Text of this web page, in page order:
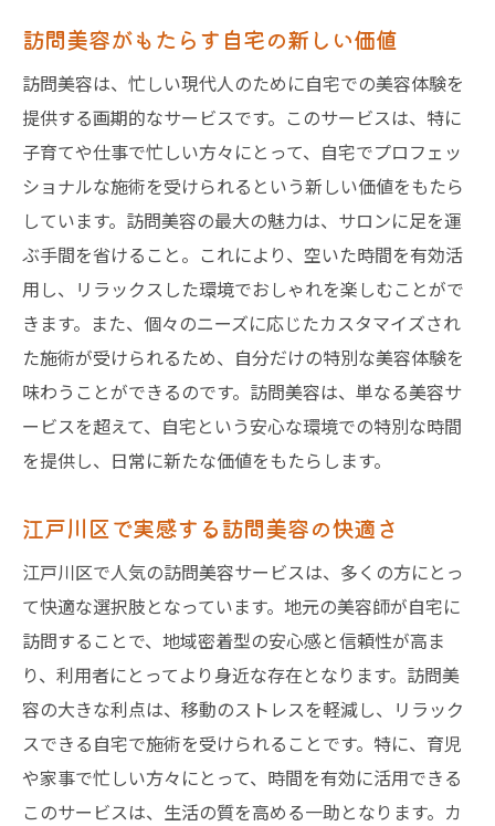
訪問美容がもたらす自宅の新しい価値
訪問美容は、忙しい現代人のために自宅での美容体験を
提供する画期的なサービスです。このサービスは、特に
子育てや仕事で忙しい方々にとって、自宅でプロフェッ
ショナルな施術を受けられるという新しい価値をもたら
しています。訪問美容の最大の魅力は、サロンに足を運
ぶ手間を省けること。これにより、空いた時間を有効活
用し、リラックスした環境でおしゃれを楽しむことがで
きます。また、個々のニーズに応じたカスタマイズされ
た施術が受けられるため、自分だけの特別な美容体験を
味わうことができるのです。訪問美容は、単なる美容サ
ービスを超えて、自宅という安心な環境での特別な時間
を提供し、日常に新たな価値をもたらします。
江戸川区で実感する訪問美容の快適さ
江戸川区で人気の訪問美容サービスは、多くの方にとっ
て快適な選択肢となっています。地元の美容師が自宅に
訪問することで、地域密着型の安心感と信頼性が高ま
り、利用者にとってより身近な存在となります。訪問美
容の大きな利点は、移動のストレスを軽減し、リラック
スできる自宅で施術を受けられることです。特に、育児
や家事で忙しい方々にとって、時間を有効に活用できる
このサービスは、生活の質を高める一助となります。カ